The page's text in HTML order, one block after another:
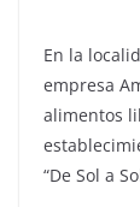
En la
empresa
alimentos
“De Sol a